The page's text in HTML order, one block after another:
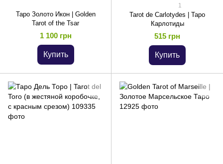
Таро Золото Икон | Golden
Tarot of the Tsar
1 100 грн
Купить
1
Tarot de Carlotydes | Таро
Карлотиды
515 грн
Купить